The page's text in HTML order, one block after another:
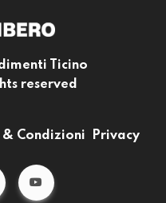
Ticino
reserved
& Condizioni Privacy